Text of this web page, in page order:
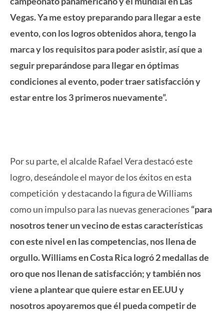
Vegas. Ya me estoy preparando para llegar a este
evento, con los logros obtenidos ahora, tengo la
marca y los requisitos para poder asistir, así que a
seguir preparándose para llegar en óptimas
condiciones al evento, poder traer satisfacción y
estar entre los 3 primeros nuevamente”.
Por su parte, el alcalde Rafael Vera destacó este
logro, deseándole el mayor de los éxitos en esta
competición y destacando la figura de Williams
como un impulso para las nuevas generaciones “para
nosotros tener un vecino de estas características
con este nivel en las competencias, nos llena de
orgullo. Williams en Costa Rica logró 2 medallas de
oro que nos llenan de satisfacción; y también nos
viene a plantear que quiere estar en EE.UU y
nosotros apoyaremos que él pueda competir de